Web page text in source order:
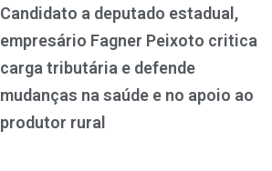
Candidato a deputado estadual,
empresário Fagner Peixoto critica
carga tributária e defende
mudanças na saúde e no apoio ao
produtor rural